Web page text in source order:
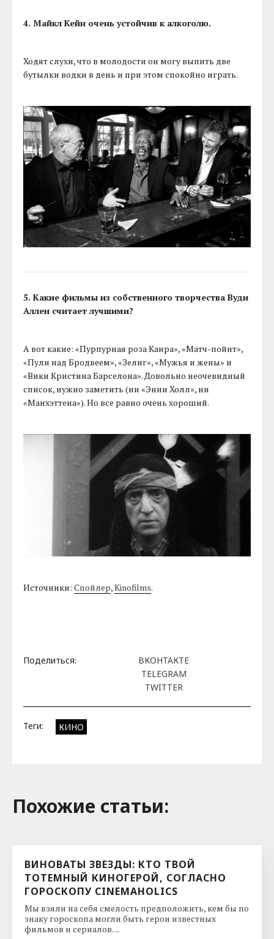
4. Майкл Кейн очень устойчив к алкоголю.
Ходят слухи, что в молодости он могу выпить две
бутылки водки в день и при этом спокойно играть.
5. Какие фильмы из собственного творчества Вуди
Аллен считает лучшими?
А вот какие: «Пурпурная роза Каира», «Матч-пойнт»,
«Пули над Бродвеем», «Зелиг», «Мужья и жены» и
«Вики Кристина Барселона». Довольно неочевидный
список, нужно заметить (ни «Энни Холл», ни
«Манхэттена»). Но все равно очень хороший.
Источники:Спойлер,Kinofilms.
Поделиться:
ВКОНТАКТЕ
TELEGRAM
TWITTER
Теги: КИНО
Похожие cтатьи:
ВИНОВАТЫ ЗВЕЗДЫ: КТО ТВОЙ
ТОТЕМНЫЙ КИНОГЕРОЙ, СОГЛАСНО
ГОРОСКОПУ CINEMAHOLICS
Мы взяли на себя смелость предположить, кем бы по
знаку гороскопа могли быть герои известных
фильмов и сериалов. ...